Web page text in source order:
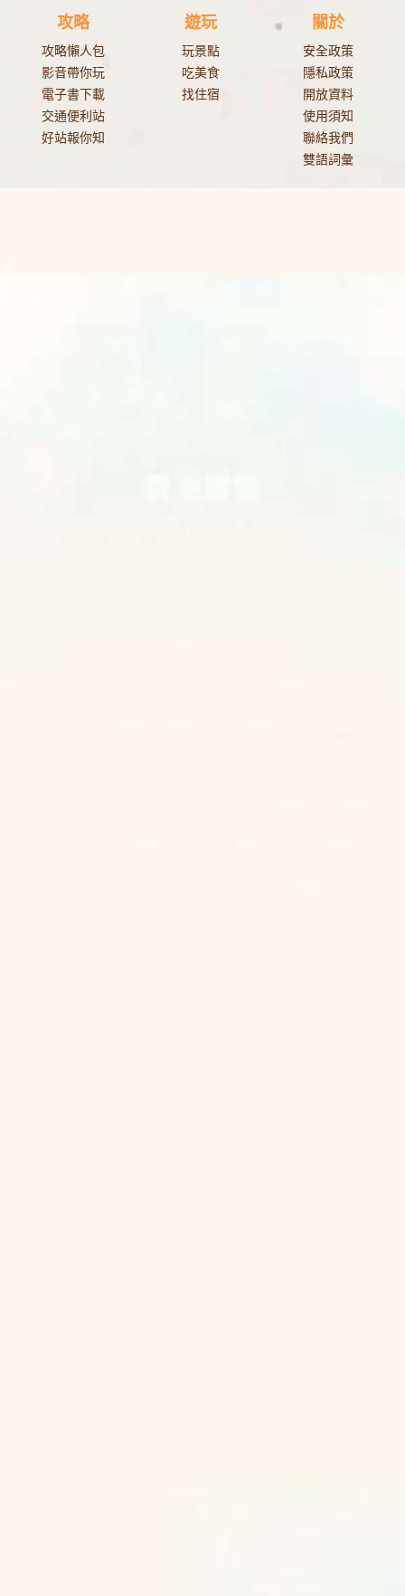
攻略
攻略懶人包
影音帶你玩
電子書下載
交通便利站
好站報你知
遊玩
玩景點
吃美食
找住宿
關於
安全政策
隱私政策
開放資料
使用須知
聯絡我們
雙語詞彙